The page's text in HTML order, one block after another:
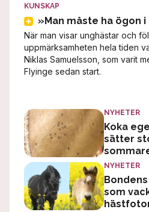
KUNSKAP
»Man måste ha ögon
När man visar unghästar och
uppmärksamheten hela tiden
Niklas Samuelsson, som varit
Flyinge sedan start.
NYHETER
Koka
sätter
NYHETER
som